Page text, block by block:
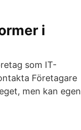
i
som IT-
Företagare
men kan egen